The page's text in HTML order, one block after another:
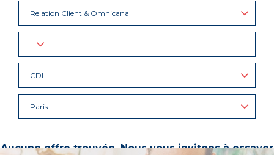
Relation Client & Omnicanal
CDI
Paris
Aucune offre trouvée. Nous vous invitons à essayer